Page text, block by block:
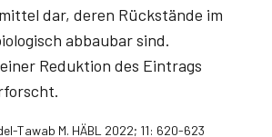
dar, deren Rückstände im
abbaubar sind.
Reduktion des Eintrags
Tawab M. HÄBL 2022; 11: 620-623